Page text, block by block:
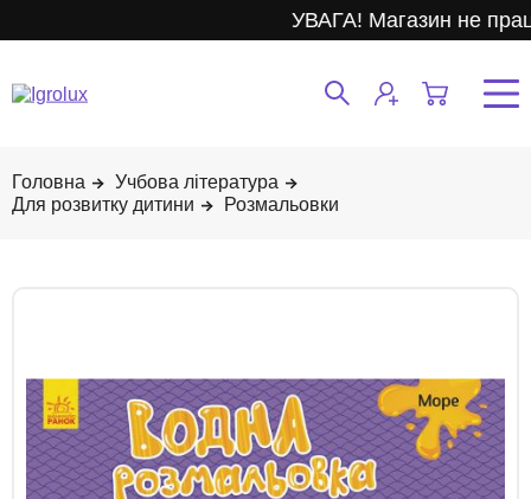
УВАГА! Магазин не
Учбова література
Для розвитку дитини
Розмальовки